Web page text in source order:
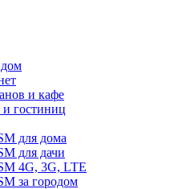
и кафе
и гостиниц
для дома
для дачи
4G, 3G, LTE
за городом